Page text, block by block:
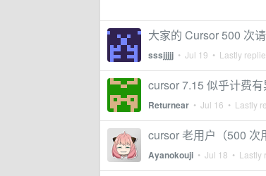
大家的 Cursor 500 次
sssjjjjj • Jul 19 • Lastly
cursor 7.15 似乎计费
Returnear • Jul 16 • Lastly
cursor 老用户（500 次
Ayanokouji • Jul 18 • Lastly